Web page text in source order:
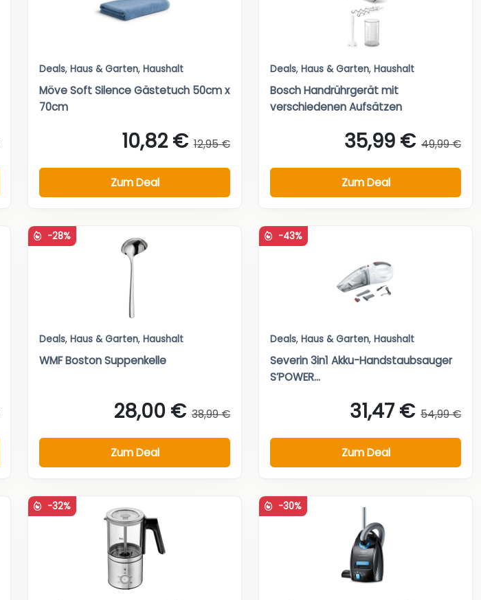
Deals, Haus & Garten, Haushalt
Möve Soft Silence Gästetuch 50cm x
70cm
10,82 € 12,95 €
Zum Deal
Deals, Haus & Garten, Haushalt
Bosch Handrührgerät mit
verschiedenen Aufsätzen
35,99 € 49,99 €
Zum Deal
-28%
Deals, Haus & Garten, Haushalt
WMF Boston Suppenkelle
28,00 € 38,99 €
Zum Deal
-43%
Deals, Haus & Garten, Haushalt
Severin 3in1 Akku-Handstaubsauger
S’POWER...
31,47 € 54,99 €
Zum Deal
-32% -30%